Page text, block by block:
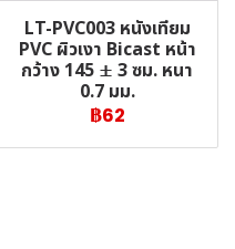
LT-PVC003 หนังเทียม
PVC ผิวเงา Bicast หน้า
กว้าง 145 ± 3 ซม. หนา
0.7 มม.
฿62